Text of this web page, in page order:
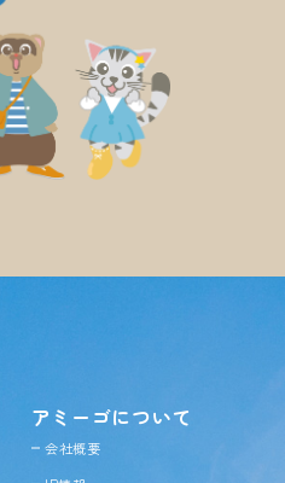
アミーゴについて
会社概要